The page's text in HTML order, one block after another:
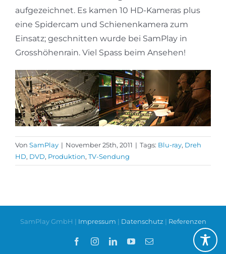
aufgezeichnet. Es kamen 10 HD-Kameras plus
eine Spidercam und Schienenkamera zum
Einsatz; geschnitten wurde bei SamPlay in
Grosshöhenrain. Viel Spass beim Ansehen!
Von SamPlay | November 25th, 2011 | Tags: Blu-ray, Dreh
HD, DVD, Produktion, TV-Sendung
SamPlay GmbH | Impressum | Datenschutz | Referenzen
FacebookInstagramLinkedInYouTube
E-